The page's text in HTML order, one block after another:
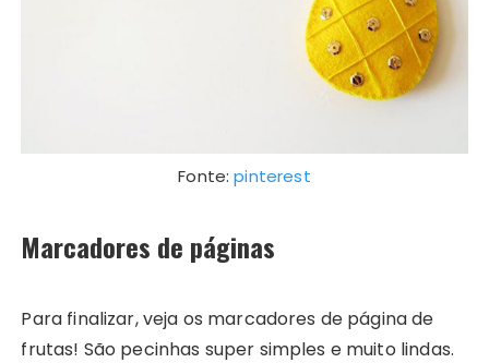
Fonte:pinterest
Marcadores de páginas
Para finalizar, veja os marcadores de página de
frutas! São pecinhas super simples e muito lindas.